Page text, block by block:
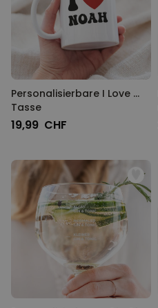
Personalisierbare I Love ...
Tasse
19,99 CHF